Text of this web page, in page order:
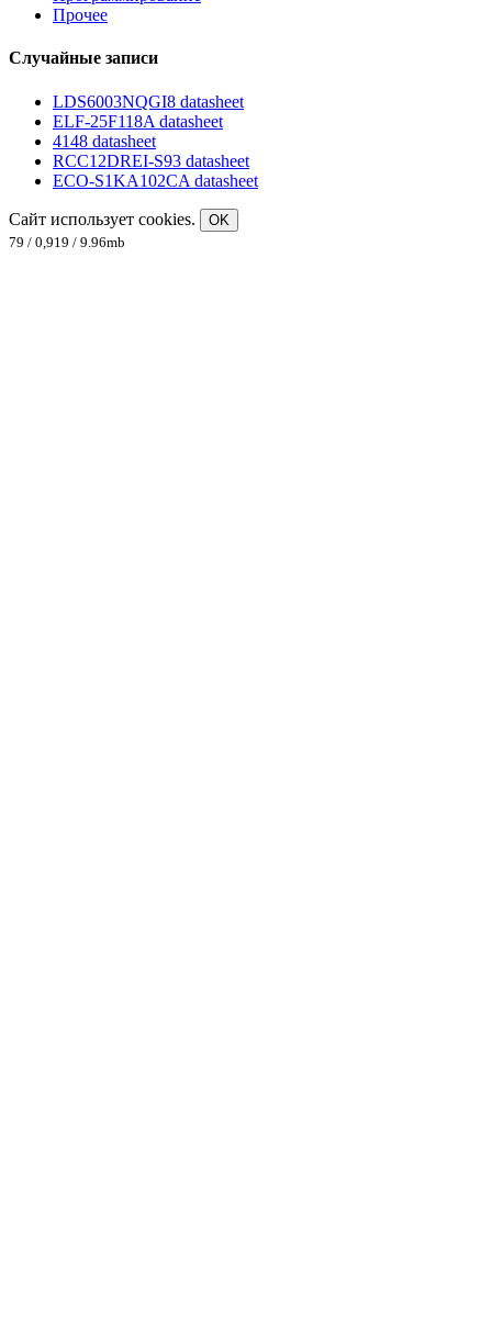
Прочее
Случайные записи
LDS6003NQGI8 datasheet
ELF-25F118A datasheet
4148 datasheet
RCC12DREI-S93 datasheet
ECO-S1KA102CA datasheet
Сайт использует cookies.
OK
79 / 0,919 / 9.96mb